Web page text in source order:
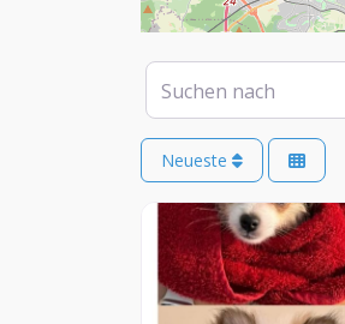
Suchen nach
Neueste